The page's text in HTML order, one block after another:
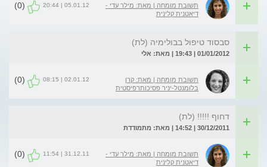
תשובת מומחה | מאת: מילר עדי -
דיאטנית קלינית
05.01.12 | 20:44
(0)
סבסוד טיפול בבולימיה (לת)
01/01/2012 | 19:43 | מאת: אלי
תשובת מומחה | מאת: קרן
בלומנטל-יניר פסיכותרפיסטית
02.01.12 | 08:15
(0)
דחוף !!!!! (לת)
30/12/2011 | 14:52 | מאת: מתמודדת
תשובת מומחה | מאת: מילר עדי -
דיאטנית קלינית
31.12.11 | 11:54
(0)